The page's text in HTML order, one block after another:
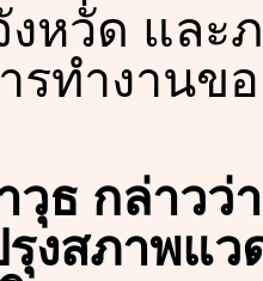
หวัด และ
ทำงานข
วุธ กล่าวว่
รุงสภาพแ